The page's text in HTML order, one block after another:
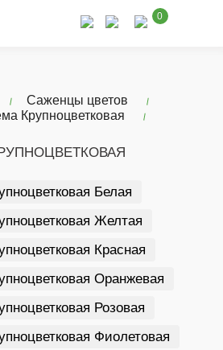
0
Саженцы цветов
Крупноцветковая
Белая
Желтая
Красная
Оранжевая
Розовая
Фиолетовая